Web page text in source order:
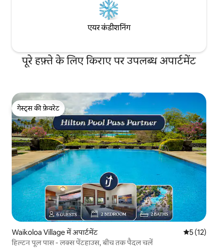
एयर कंडीशनिंग
पूरे हफ़्ते के लिए किराए पर उपलब्ध अपार्टमेंट
गेस्ट्स की फ़ेवरेट
गेस्ट्स की फ़ेवरेट
Waikoloa Village में अपार्टमेंट औसत रेटिंग
5 (12)
हिल्टन पूल पास - लक्स पेंटहाउस, बीच तक पैदल चलें